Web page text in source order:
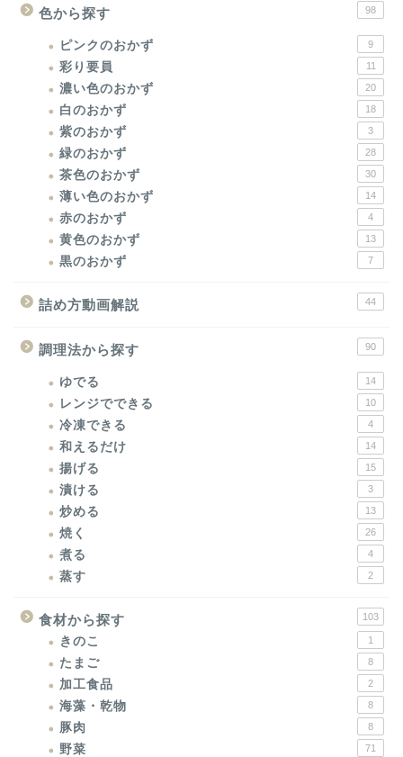
色から探す 98
ピンクのおかず 9
彩り要員 11
濃い色のおかず 20
白のおかず 18
紫のおかず 3
緑のおかず 28
茶色のおかず 30
薄い色のおかず 14
赤のおかず 4
黄色のおかず 13
黒のおかず 7
詰め方動画解説 44
調理法から探す 90
ゆでる 14
レンジでできる 10
冷凍できる 4
和えるだけ 14
揚げる 15
漬ける 3
炒める 13
焼く 26
煮る 4
蒸す 2
食材から探す 103
きのこ 1
たまご 8
加工食品 2
海藻・乾物 8
豚肉 8
野菜 71